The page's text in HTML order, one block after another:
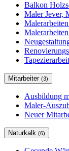
Balkon
Maler Jever,
Mitarbeiter (3)
Ausbildung
Maler-
Neuer
Naturkalk (6)